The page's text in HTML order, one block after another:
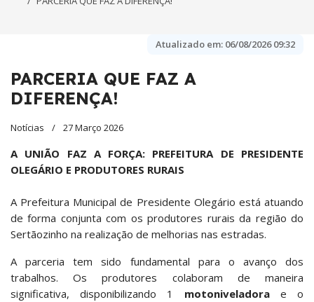
Atualizado em: 06/08/2026 09:32
PARCERIA QUE FAZ A
DIFERENÇA!
Notícias 27 Março 2026
A UNIÃO FAZ A FORÇA: PREFEITURA DE PRESIDENTE
OLEGÁRIO E PRODUTORES RURAIS
A Prefeitura Municipal de Presidente Olegário está atuando
de forma conjunta com os produtores rurais da região do
Sertãozinho na realização de melhorias nas estradas.
A parceria tem sido fundamental para o avanço dos
trabalhos. Os produtores colaboram de maneira
significativa, disponibilizando 1 motoniveladorae o